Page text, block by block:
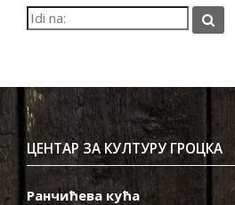
ЦЕНТАР ЗА КУЛТУРУ ГРОЦКА
Ранчићева кућа